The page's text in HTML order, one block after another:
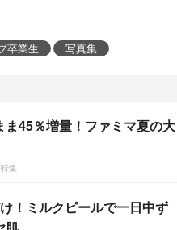
卒業生 写真集
ま45％増量！ファミマ夏の大
集
！ミルクピールで一日中ず